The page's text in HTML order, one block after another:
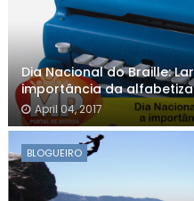
Dia Nacional do Braille:
importância da
April 04, 2017
BLOGUEIRO